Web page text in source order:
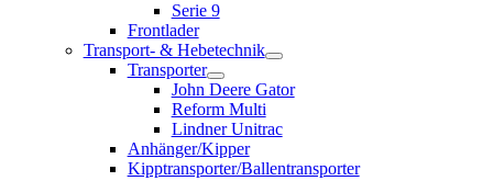
Serie 9
Frontlader
Transport- & Hebetechnik
Transporter
John Deere Gator
Reform Multi
Lindner Unitrac
Anhänger/Kipper
Kipptransporter/Ballentransporter